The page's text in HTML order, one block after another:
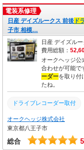
電装系修理
日産 デイズルークス 前後 ド
子市 相模…
日産 デイズルー
費用総額：
オークヘッジ公
合わせが可能で
ーダーを取り付
たね。
ドライブレコーダー取付
ドライブレコーダー
点検 取り付け
オークヘッジ株式会社
東京都八王子市
総合